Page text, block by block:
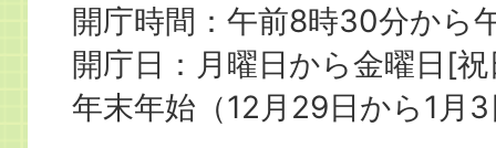
町
役
場
開庁時間：午前8時30分から
開庁日：月曜日から金曜日[
年末年始（12月29日から1月